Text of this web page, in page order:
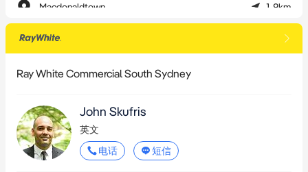
Macdonaldtown 1.9km
Domestic Airport 2.3km
Ray White Commercial South Sydney
John Skufris
英文
电话
短信